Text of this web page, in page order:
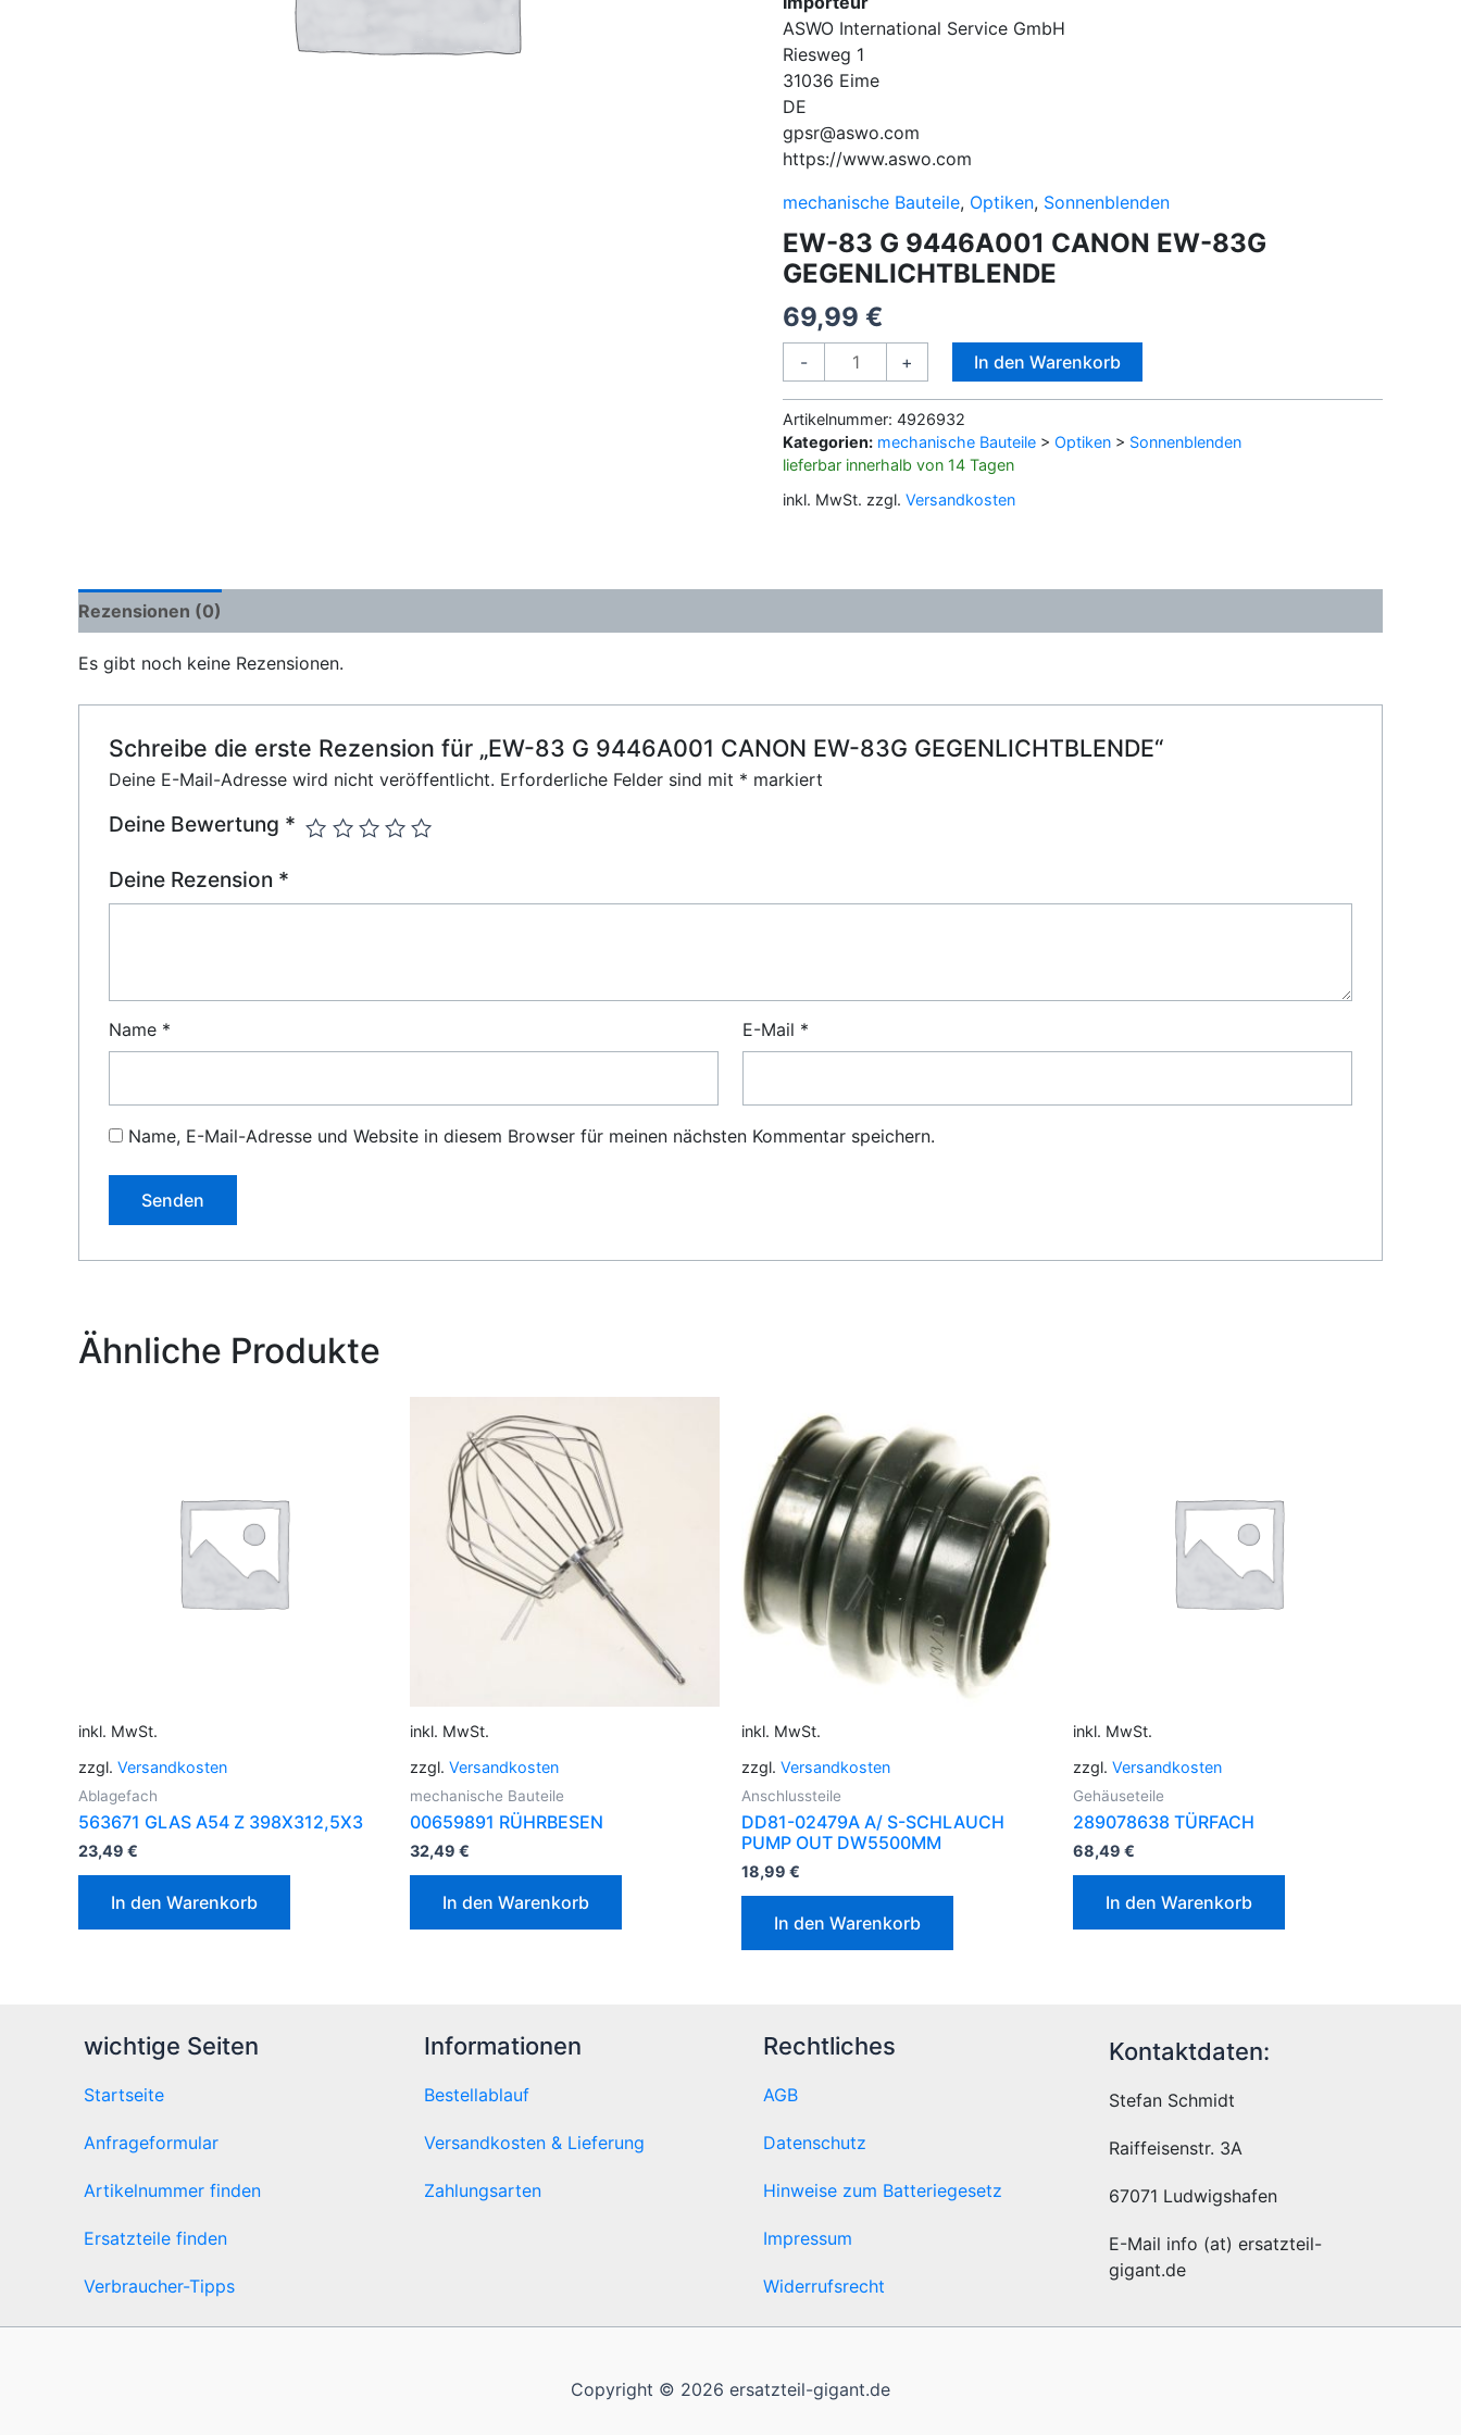
ASWO International Service GmbH
Riesweg 1
31036 Eime
DE
gpsr@aswo.com
https://www.aswo.com
mechanische Bauteile, Optiken, Sonnenblenden
EW-83 G 9446A001 CANON EW-83G
GEGENLICHTBLENDE
69,99 €
-
83
G
9446A001
CANON
83G
+ In den Warenkorb
Artikelnummer: 4926932
Kategorien: mechanische Bauteile > Optiken > Sonnenblenden
lieferbar innerhalb von 14 Tagen
inkl. MwSt. zzgl. Versandkosten
Rezensionen (0)
Es gibt noch keine Rezensionen.
Schreibe die erste Rezension für „EW-83 G 9446A001 CANON EW-83G GEGENLICHTBLENDE“
Deine E-Mail-Adresse wird nicht veröffentlicht. Erforderliche Felder sind mit * markiert
Deine Bewertung *
Deine Rezension *
Name * E-Mail *
Name, E-Mail-Adresse und Website in diesem Browser für meinen nächsten Kommentar speichern.
Ähnliche Produkte
inkl. MwSt.
zzgl. Versandkosten
Ablagefach
563671 GLAS A54 Z 398X312,5X3
23,49 €
In den Warenkorb
inkl. MwSt.
zzgl. Versandkosten
mechanische Bauteile
00659891 RÜHRBESEN
32,49 €
In den Warenkorb
inkl. MwSt.
zzgl. Versandkosten
Anschlussteile
DD81-02479A A/ S-SCHLAUCH
PUMP OUT DW5500MM
18,99 €
In den Warenkorb
inkl. MwSt.
zzgl. Versandkosten
Gehäuseteile
289078638 TÜRFACH
68,49 €
In den Warenkorb
wichtige Seiten
Startseite
Anfrageformular
Artikelnummer finden
Ersatzteile finden
Verbraucher-Tipps
Informationen
Bestellablauf
Versandkosten & Lieferung
Zahlungsarten
Rechtliches
AGB
Datenschutz
Hinweise zum Batteriegesetz
Impressum
Widerrufsrecht
Kontaktdaten:
Stefan Schmidt
Raiffeisenstr. 3A
67071 Ludwigshafen
E-Mail info (at) ersatzteil-
gigant.de
Copyright © 2026 ersatzteil-gigant.de